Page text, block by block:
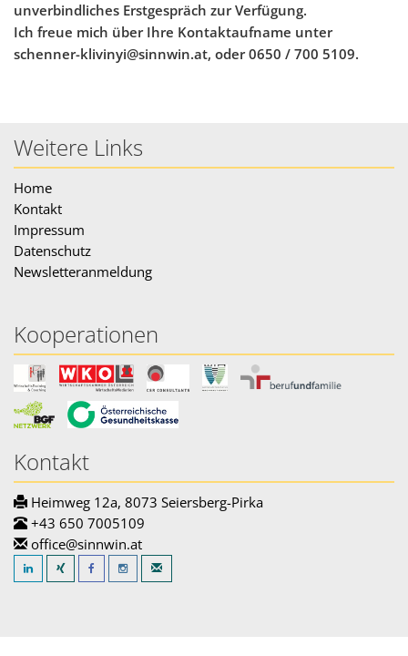
unverbindliches Erstgespräch zur Verfügung.
Ich freue mich über Ihre Kontaktaufname unter
schenner-klivinyi@sinnwin.at, oder 0650 / 700 5109.
Weitere Links
Home
Kontakt
Impressum
Datenschutz
Newsletteranmeldung
Kooperationen
Kontakt
Heimweg 12a, 8073 Seiersberg-Pirka
+43 650 7005109
office@sinnwin.at